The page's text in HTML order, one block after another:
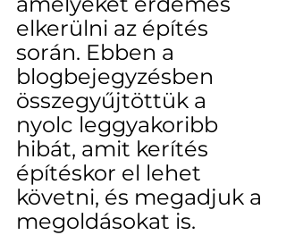
elkerülni az építés
során. Ebben a
blogbejegyzésben
összegyűjtöttük a
nyolc leggyakoribb
hibát, amit kerítés
építéskor el lehet
követni, és megadjuk a
megoldásokat is.